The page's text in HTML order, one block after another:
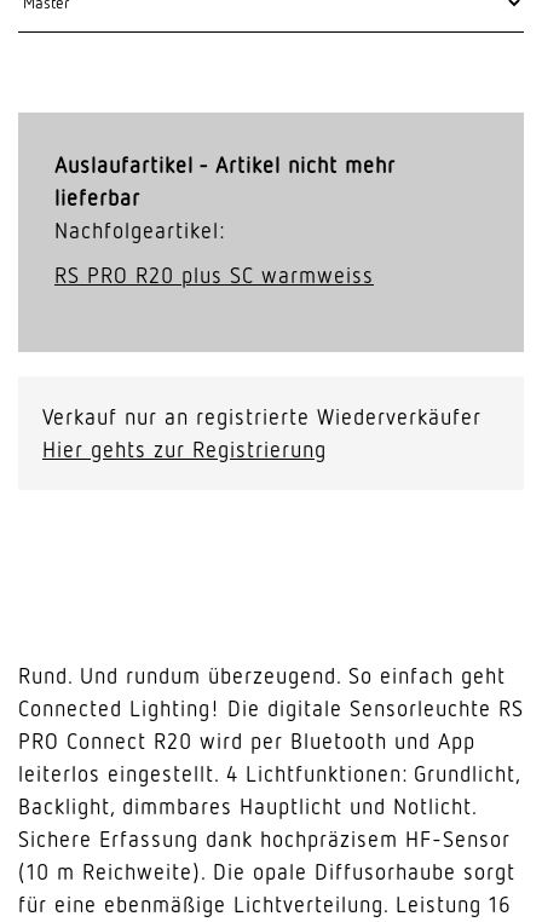
Auslaufartikel - Artikel nicht mehr
lieferbar
Nachfolgeartikel:
RS PRO R20 plus SC warmweiss
Verkauf nur an registrierte Wiederverkäufer
Hier gehts zur Registrierung
Rund. Und rundum überzeugend. So einfach geht
Connected Lighting! Die digitale Sensorleuchte RS
PRO Connect R20 wird per Bluetooth und App
leiterlos eingestellt. 4 Lichtfunktionen: Grundlicht,
Backlight, dimmbares Hauptlicht und Notlicht.
Sichere Erfassung dank hochpräzisem HF-Sensor
(10 m Reichweite). Die opale Diffusorhaube sorgt
für eine ebenmäßige Lichtverteilung. Leistung 16